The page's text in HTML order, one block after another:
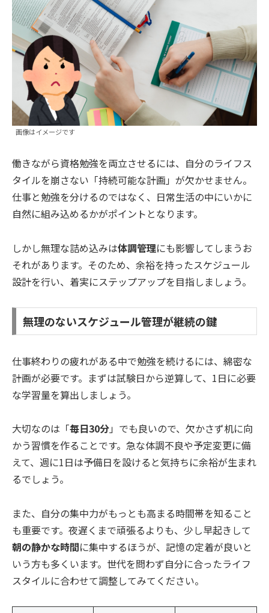
画像はイメージです
働きながら資格勉強を両立させるには、自分のライフス
タイルを崩さない「持続可能な計画」が欠かせません。
仕事と勉強を分けるのではなく、日常生活の中にいかに
自然に組み込めるかがポイントとなります。
しかし無理な詰め込みは体調管理にも影響してしまうお
それがあります。そのため、余裕を持ったスケジュール
設計を行い、着実にステップアップを目指しましょう。
無理のないスケジュール管理が継続の鍵
仕事終わりの疲れがある中で勉強を続けるには、綿密な
計画が必要です。まずは試験日から逆算して、1日に必要
な学習量を算出しましょう。
大切なのは「毎日30分」でも良いので、欠かさず机に向
かう習慣を作ることです。急な体調不良や予定変更に備
えて、週に1日は予備日を設けると気持ちに余裕が生まれ
るでしょう。
また、自分の集中力がもっとも高まる時間帯を知ること
も重要です。夜遅くまで頑張るよりも、少し早起きして
朝の静かな時間に集中するほうが、記憶の定着が良いと
いう方も多くいます。世代を問わず自分に合ったライフ
スタイルに合わせて調整してみてください。